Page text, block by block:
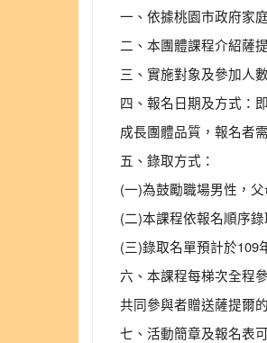
一、依據桃園市政府家
二、本團體課程介紹薩
三、實施對象及參加人
四、報名日期及方式：
成長團體品質，報名者
五、錄取方式：
(一)為鼓勵職場男性，
(二)本課程依報名順序
(三)錄取名單預計於109
六、本課程每梯次全程
共同參與者贈送薩提爾
七、活動簡章及報名表